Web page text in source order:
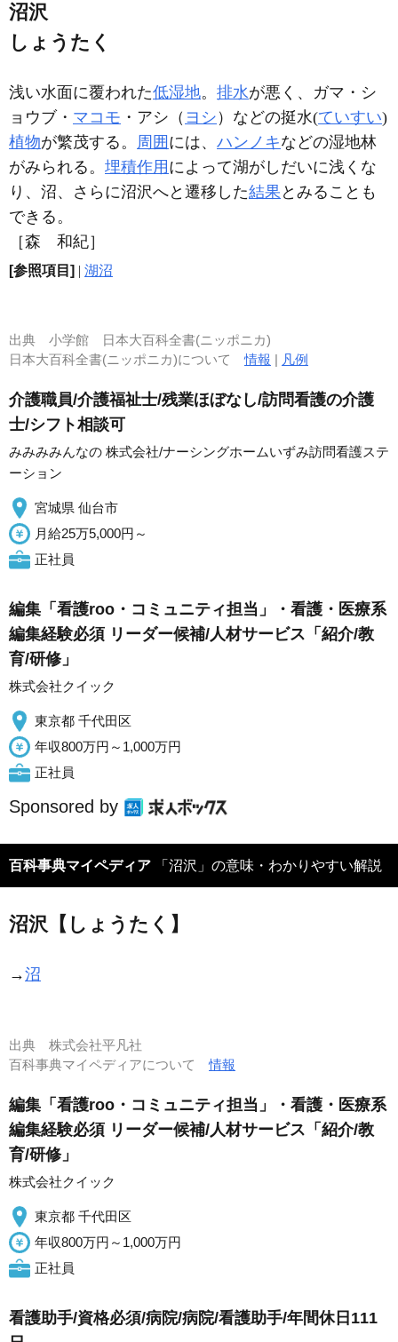
沼沢
しょうたく
浅い水面に覆われた低湿地。 排水が悪く、ガマ・シ
ョウブ・ マコモ ・アシ（ ヨシ ）などの挺水(ていすい)
植物が繁茂する。 周囲 には、 ハンノキなどの湿地林
がみられる。 埋積作用 によって湖がしだいに浅くな
り、沼、さらに沼沢へと遷移した結果 とみることも
できる。
［森 和紀］
[参照項目] | 湖沼
出典 小学館 日本大百科全書(ニッポニカ)
日本大百科全書(ニッポニカ)について情報 | 凡例
介護職員/介護福祉士/残業ほぼなし/訪問看護の介護
士/シフト相談可
みみみみんなの 株式会社/ナーシングホームいずみ訪問看護ステ
ーション
宮城県 仙台市
月給25万5,000円～
正社員
編集「看護roo・コミュニティ担当」・看護・医療系
編集経験必須 リーダー候補/人材サービス「紹介/教
育/研修」
株式会社クイック
東京都 千代田区
年収800万円～1,000万円
正社員
Sponsored by
百科事典マイペディア 「沼沢」の意味・わかりやすい解説
沼沢【しょうたく】
→沼
出典 株式会社平凡社
百科事典マイペディアについて情報
編集「看護roo・コミュニティ担当」・看護・医療系
編集経験必須 リーダー候補/人材サービス「紹介/教
育/研修」
株式会社クイック
東京都 千代田区
年収800万円～1,000万円
正社員
看護助手/資格必須/病院/病院/看護助手/年間休日111